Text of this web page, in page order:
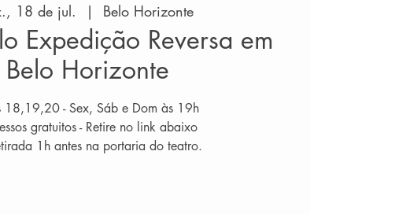
18 de jul.
  |
Belo Horizonte
Expedição Reversa em
Belo Horizonte
18,19,20 - Sex, Sáb e Dom às 19h
gratuitos - Retire no link abaixo
1h antes na portaria do teatro.